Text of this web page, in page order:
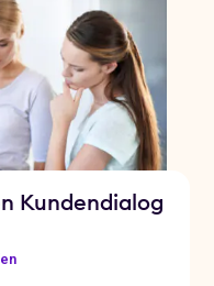
Kundendialog